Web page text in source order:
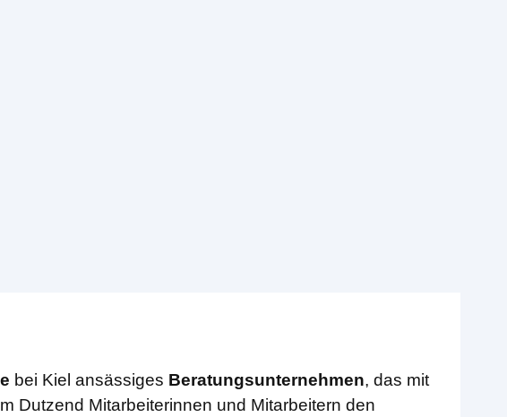
bei Kiel ansässiges Beratungsunternehmen, das mit
Dutzend Mitarbeiterinnen und Mitarbeitern den